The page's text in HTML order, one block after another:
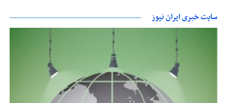
سایت خبری ایران نیوز